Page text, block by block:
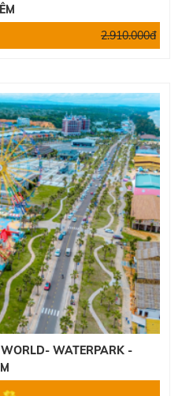
2.910.000đ
WATERPARK -